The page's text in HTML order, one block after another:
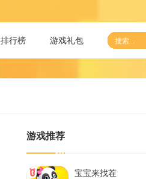
排行榜 游戏礼包
游戏推荐
宝宝来找茬